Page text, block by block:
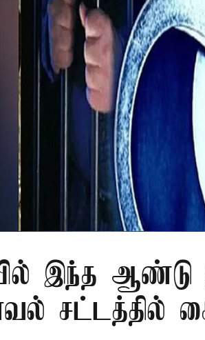
இந்த ஆண்டு
சட்டத்தில்